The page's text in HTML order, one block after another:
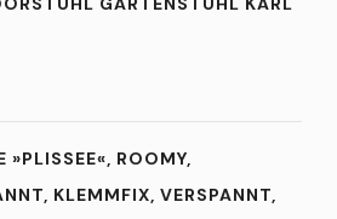
»PLISSEE«, ROOMY,
KLEMMFIX, VERSPANNT,